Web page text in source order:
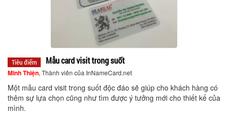
Tiêu điểm Mẫu card visit trong suốt
Minh Thiện, Thành viên của InNameCard.net
Một mẫu card visit trong suốt độc đáo sẽ giúp cho khách hàng có
thêm sự lựa chọn cũng như tìm được ý tưởng mới cho thiết kế của
mình.